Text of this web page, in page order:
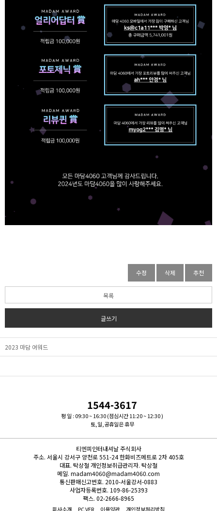
수정 삭제 추천
목록
글쓰기
2023 마담 어워드
1544-3617
평 일 : 09:30 ~ 16:30 (점심시간 11:20 ~ 12:30 )
토,일,공휴일은 휴무
티엔피인터내셔날 주식회사
주소. 서울시 강서구 양천로 551-24 한화비즈메트로 2차 405호
대표. 탁상철 개인정보취급관리자. 탁상철
메일. madam4060@madam4060.com
통신판매신고번호. 2010-서울강서-0883
사업자등록번호. 109-86-25393
팩스. 02-2666-8965
회사소개 PC VER 이용약관 개인정보처리방침